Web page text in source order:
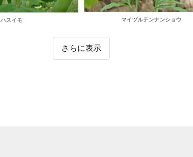
ハスイモ マイヅルテンナンショウ
さらに表示